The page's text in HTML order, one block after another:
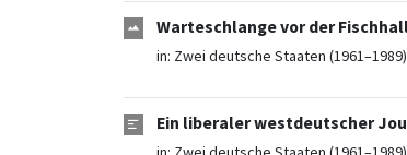
Warteschlange vor der
in: Zwei deutsche Staaten (1961–1989)
Ein liberaler westdeutscher